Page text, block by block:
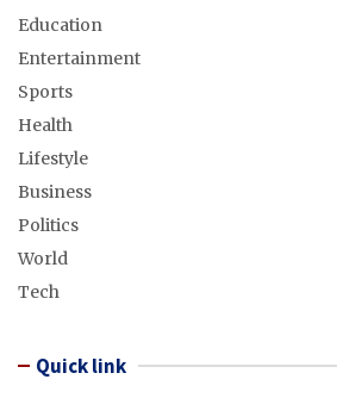
Education
Entertainment
Sports
Health
Lifestyle
Business
Politics
World
Tech
Quick link